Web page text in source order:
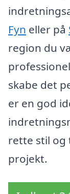
Fyn eller på
region du
skabe det
er en god
rette stil og
projekt.